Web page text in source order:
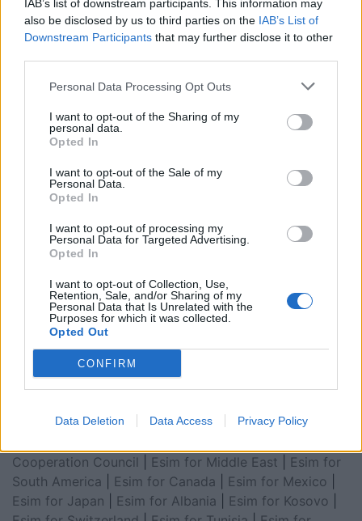
IAB’s list of downstream participants. This information may
also be disclosed by us to third parties on the IAB’s List of
Downstream Participants that may further disclose it to other
Personal Data Processing Opt Outs
I want to opt-out of the Sharing of my
personal data.
Opted In
I want to opt-out of the Sale of my
Personal Data.
Opted In
I want to opt-out of processing my
Personal Data for Targeted Advertising.
Opted In
I want to opt-out of Collection, Use,
Retention, Sale, and/or Sharing of my
Personal Data that Is Unrelated with the
Purposes for which it was collected.
Opted Out
CONFIRM
Data Deletion Data Access Privacy Policy
Esim for Global|Esim for Europe|Esim for Caribbean
Esim for USA| Esim for Italy|Esim for Spain
for Turkey|Esim for Germany|Esim for Greece|Esim
Esim for World Cup 2026
for China| Esim for United Kingdom |Esim for Africa
Cooperation Council
Esim for Middle East
Esim for
South America
Esim for Canada Esim for Mexico
Esim for Japan
Esim for Albania Esim for Kosovo